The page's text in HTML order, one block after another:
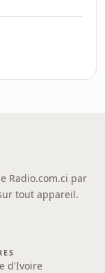
Radio.com.ci par
tout appareil.
d'Ivoire